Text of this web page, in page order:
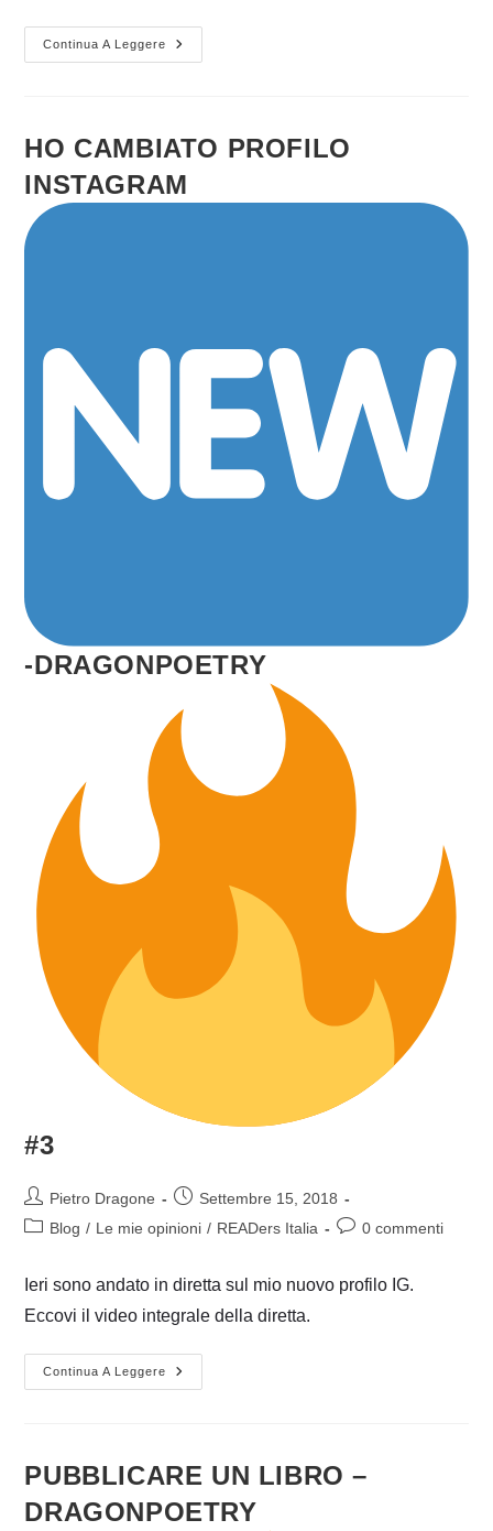
Continua A Leggere
Recensioni
Gratis?
Progetto
HO CAMBIATO PROFILO
INSTAGRAM
-DRAGONPOETRY
#3
Autore
dell'articolo:
Pietro Dragone
Articolo
pubblicato:
Settembre 15, 2018
Categoria
Blog / Le mie opinioni / READers Italia
Commenti
0 commenti
Ieri sono andato in diretta sul mio nuovo profilo IG.
Eccovi il video integrale della diretta.
Continua A Leggere
HO
CAMBIATO
DRAGONPOETRY
PUBBLICARE UN LIBRO –
DRAGONPOETRY